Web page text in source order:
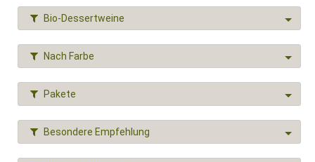
Bio-Dessertweine
Nach Farbe
Pakete
Besondere Empfehlung